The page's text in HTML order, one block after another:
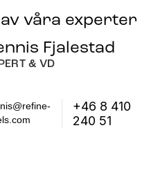
våra experter
Fjalestad
& VD
+46 8 410
240 51